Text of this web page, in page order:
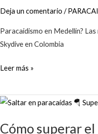
Deja un comentario /
Paracaidismo en Medellín?
Skydive en Colombia
Skydive
Leer más »
Cómo superar
Cómo
el